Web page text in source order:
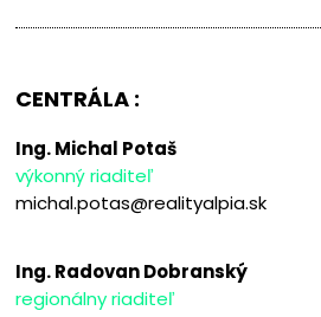
CENTRÁLA :
Ing. Michal Potaš
výkonný riaditeľ
michal.potas@realityalpia.sk
Ing. Radovan Dobranský
regionálny riaditeľ